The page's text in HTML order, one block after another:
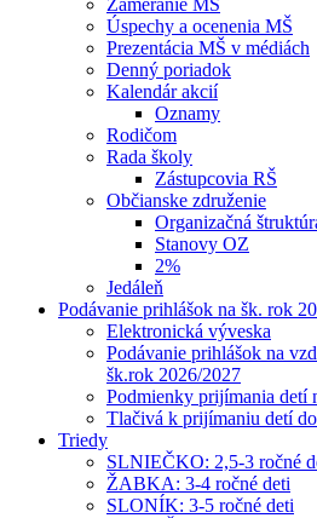
Zameranie MŠ
Úspechy a ocenenia MŠ
Prezentácia MŠ v médiách
Denný poriadok
Kalendár akcií
Oznamy
Rodičom
Rada školy
Zástupcovia RŠ
Občianske združenie
Organizačná
Stanovy OZ
2%
Jedáleň
Podávanie prihlášok na šk. rok
Elektronická výveska
Podávanie prihlášok na
šk.rok 2026/2027
Podmienky prijímania detí
Tlačivá k prijímaniu detí
Triedy
SLNIEČKO: 2,5-3 ročné
ŽABKA: 3-4 ročné deti
SLONÍK: 3-5 ročné deti